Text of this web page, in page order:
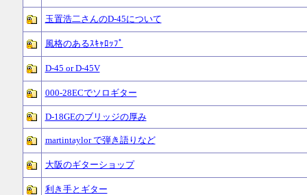
玉置浩二さんのD-45について
風格のあるｽｷｬﾛｯﾌﾟ
D-45 or D-45V
000-28ECでソロギター
D-18GEのブリッジの厚み
martintaylor で弾き語りなど
大阪のギターショップ
利き手とギター